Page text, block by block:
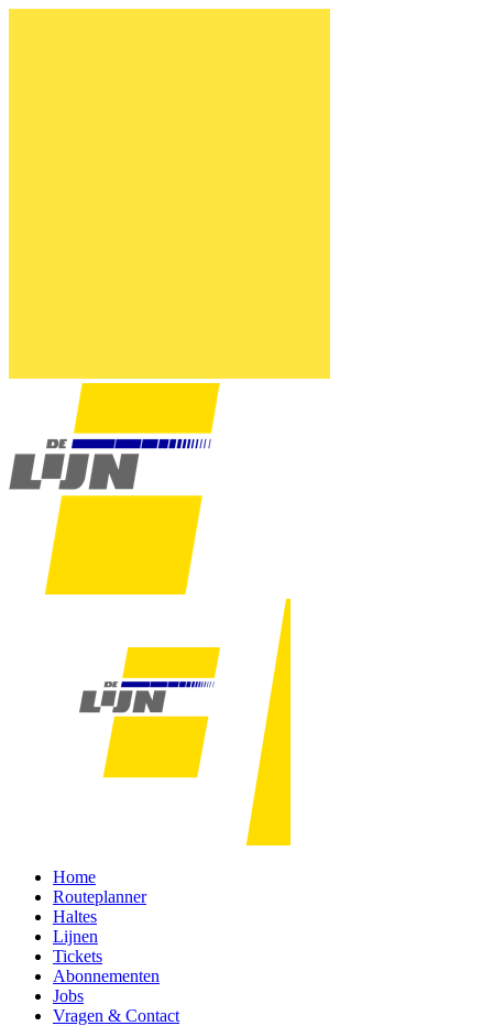
Home
Routeplanner
Haltes
Lijnen
Tickets
Abonnementen
Jobs
Vragen & Contact